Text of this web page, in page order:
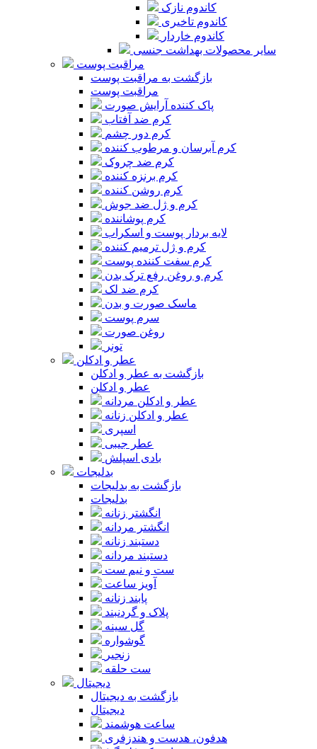
کاندوم نازک
کاندوم تاخیری
کاندوم خاردار
سایر محصولات بهداشت جنسی
مراقبت پوست
بازگشت به مراقبت پوست
مراقبت پوست
پاک کننده آرایش صورت
کرم ضد آفتاب
کرم دور چشم
کرم آبرسان و مرطوب کننده
کرم ضد چروک
کرم برنزه کننده
کرم روشن کننده
کرم و ژل ضد جوش
کرم پوشاننده
لایه بردار پوست و اسکراب
کرم و ژل ترمیم کننده
کرم سفت کننده پوست
کرم و روغن رفع ترک بدن
کرم ضد لک
ماسک صورت و بدن
سرم پوست
روغن صورت
تونر
عطر و ادکلن
بازگشت به عطر و ادکلن
عطر و ادکلن
عطر و ادکلن مردانه
عطر و ادکلن زنانه
اسپری
عطر جیبی
بادی اسپلش
بدلیجات
بازگشت به بدلیجات
بدلیجات
انگشتر زنانه
انگشتر مردانه
دستبند زنانه
دستبند مردانه
ست و نیم ست
آویز ساعت
پابند زنانه
پلاک و گردنبند
گل سینه
گوشواره
زنجیر
ست حلقه
دیجیتال
بازگشت به دیجیتال
دیجیتال
ساعت هوشمند
هدفون، هدست و هندزفری